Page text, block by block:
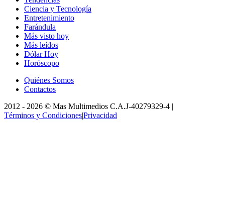
Ciencia y Tecnología
Entretenimiento
Farándula
Más visto hoy
Más leídos
Dólar Hoy
Horóscopo
Quiénes Somos
Contactos
2012 - 2026 © Mas Multimedios C.A.J-40279329-4 |
Términos y Condiciones|Privacidad